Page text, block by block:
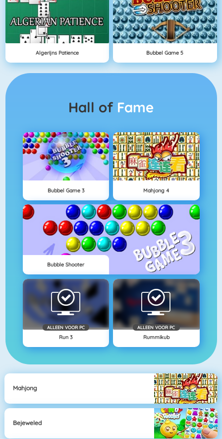
Algerijns Patience Bubbel Game 5
Hall of Fame
Bubbel Game 3 Mahjong 4
Bubble Shooter
ALLEEN VOOR PC
Run 3
ALLEEN VOOR PC
Rummikub
Mahjong
Bejeweled